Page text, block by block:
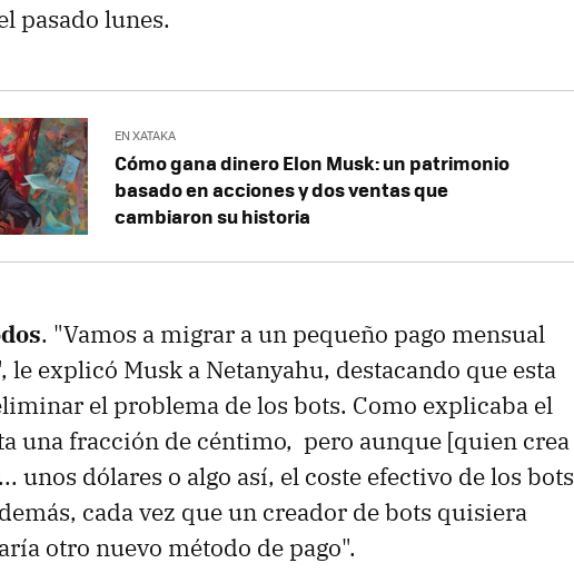
pasado lunes.
EN XATAKA
Cómo gana dinero Elon Musk: un patrimonio
basado en acciones y dos ventas que
cambiaron su historia
. "Vamos a migrar a un pequeño pago mensual
le explicó Musk a Netanyahu, destacando que esta
el problema de los bots. Como explicaba el
una fracción de céntimo, pero aunque [quien crea
unos dólares o algo así, el coste efectivo de los bots
cada vez que un creador de bots quisiera
otro nuevo método de pago".